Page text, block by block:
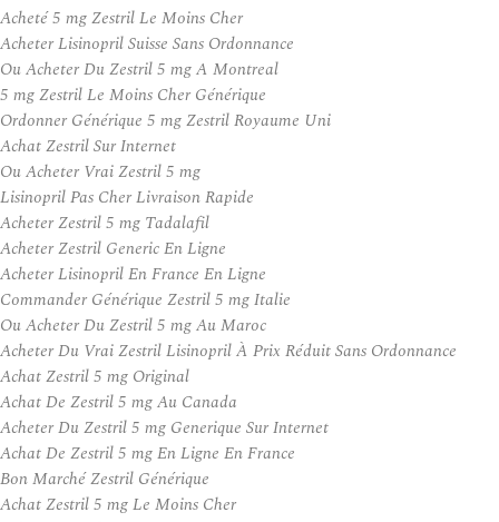
Acheté 5 mg Zestril Le Moins Cher
Acheter Lisinopril Suisse Sans Ordonnance
Ou Acheter Du Zestril 5 mg A Montreal
5 mg Zestril Le Moins Cher Générique
Ordonner Générique 5 mg Zestril Royaume Uni
Achat Zestril Sur Internet
Ou Acheter Vrai Zestril 5 mg
Lisinopril Pas Cher Livraison Rapide
Acheter Zestril 5 mg Tadalafil
Acheter Zestril Generic En Ligne
Acheter Lisinopril En France En Ligne
Commander Générique Zestril 5 mg Italie
Ou Acheter Du Zestril 5 mg Au Maroc
Acheter Du Vrai Zestril Lisinopril À Prix Réduit Sans Ordonnance
Achat Zestril 5 mg Original
Achat De Zestril 5 mg Au Canada
Acheter Du Zestril 5 mg Generique Sur Internet
Achat De Zestril 5 mg En Ligne En France
Bon Marché Zestril Générique
Achat Zestril 5 mg Le Moins Cher